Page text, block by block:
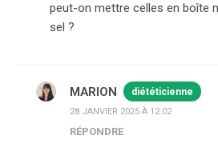
peut-on mettre celles en boîte
sel ?
MARION diététicienne
28 JANVIER 2025 À 12:02
RÉPONDRE